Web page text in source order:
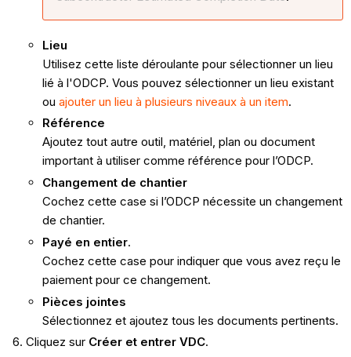
Lieu
Utilisez cette liste déroulante pour sélectionner un lieu
lié à l'ODCP. Vous pouvez sélectionner un lieu existant
ou ajouter un lieu à plusieurs niveaux à un item.
Référence
Ajoutez tout autre outil, matériel, plan ou document
important à utiliser comme référence pour l’ODCP.
Changement de chantier
Cochez cette case si l’ODCP nécessite un changement
de chantier.
Payé en entier.
Cochez cette case pour indiquer que vous avez reçu le
paiement pour ce changement.
Pièces jointes
Sélectionnez et ajoutez tous les documents pertinents.
Cliquez sur Créer et entrer VDC.